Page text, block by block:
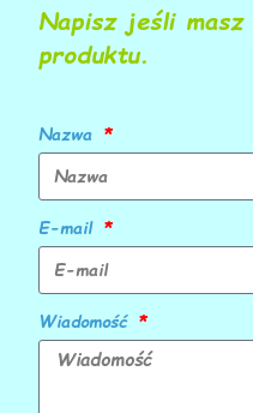
Napisz jeśli masz
produktu.
Nazwa
E-mail
Wiadomość